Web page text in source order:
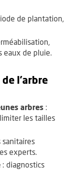
de plantation,
eaux de pluie.
l'arbre
arbres :
les tailles
sanitaires
experts.
: diagnostics